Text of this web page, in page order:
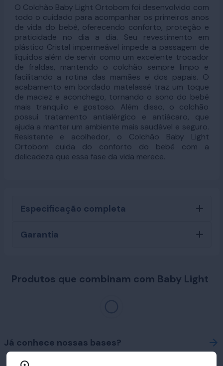
O Colchão Baby Light Ortobom foi desenvolvido com
todo o cuidado para acompanhar os primeiros anos
de vida do bebê, oferecendo conforto, proteção e
praticidade no dia a dia. Seu revestimento em
plástico Cristal impermeável impede a passagem de
líquidos além de servir como um excelente trocador
de fraldas, mantendo o colchão sempre limpo e
facilitando a rotina das mamães e dos papais. O
acabamento em bordado matelassê traz um toque
de maciez e aconchego, tornando o sono do bebê
mais tranquilo e gostoso. Além disso, o colchão
possui tratamento antialérgico e antiácaro, que
ajuda a manter um ambiente mais saudável e seguro.
Resistente e acolhedor, o Colchão Baby Light
Ortobom cuida do conforto do bebê com a
delicadeza que essa fase da vida merece.
Especificação completa
Garantia
Produtos que combinam com Baby Light
Já conhece nossas bases?